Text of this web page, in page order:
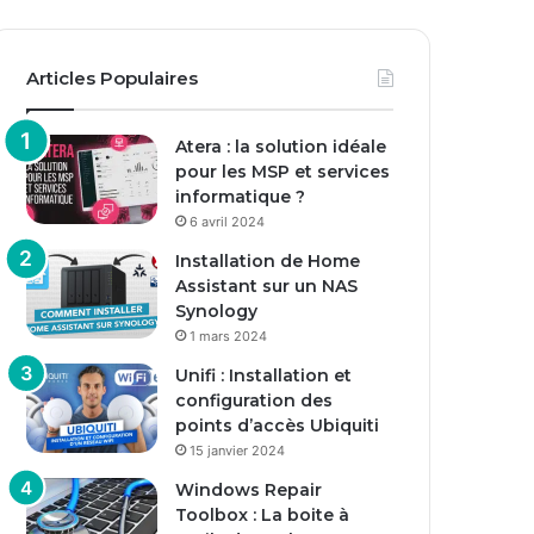
Articles Populaires
Atera : la solution idéale
pour les MSP et services
informatique ?
6 avril 2024
Installation de Home
Assistant sur un NAS
Synology
1 mars 2024
Unifi : Installation et
configuration des
points d’accès Ubiquiti
15 janvier 2024
Windows Repair
Toolbox : La boite à